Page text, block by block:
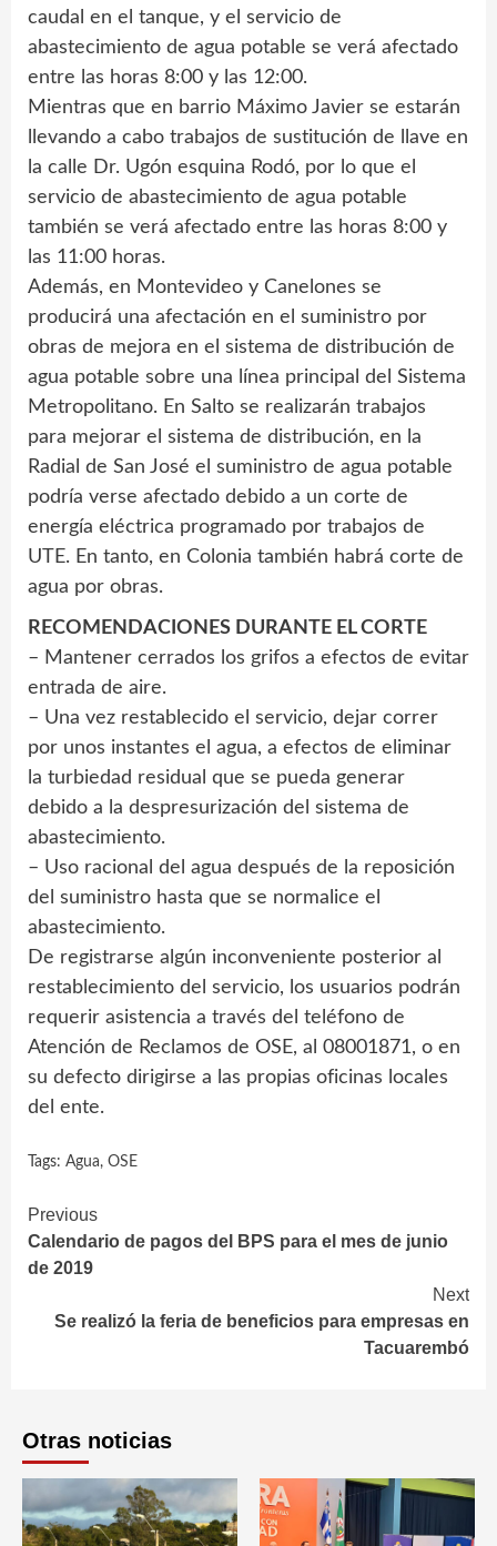
caudal en el tanque, y el servicio de
abastecimiento de agua potable se verá afectado
entre las horas 8:00 y las 12:00.
Mientras que en barrio Máximo Javier se estarán
llevando a cabo trabajos de sustitución de llave en
la calle Dr. Ugón esquina Rodó, por lo que el
servicio de abastecimiento de agua potable
también se verá afectado entre las horas 8:00 y
las 11:00 horas.
Además, en Montevideo y Canelones se
producirá una afectación en el suministro por
obras de mejora en el sistema de distribución de
agua potable sobre una línea principal del Sistema
Metropolitano. En Salto se realizarán trabajos
para mejorar el sistema de distribución, en la
Radial de San José el suministro de agua potable
podría verse afectado debido a un corte de
energía eléctrica programado por trabajos de
UTE. En tanto, en Colonia también habrá corte de
agua por obras.
RECOMENDACIONES DURANTE EL CORTE
– Mantener cerrados los grifos a efectos de evitar
entrada de aire.
– Una vez restablecido el servicio, dejar correr
por unos instantes el agua, a efectos de eliminar
la turbiedad residual que se pueda generar
debido a la despresurización del sistema de
abastecimiento.
– Uso racional del agua después de la reposición
del suministro hasta que se normalice el
abastecimiento.
De registrarse algún inconveniente posterior al
restablecimiento del servicio, los usuarios podrán
requerir asistencia a través del teléfono de
Atención de Reclamos de OSE, al 08001871, o en
su defecto dirigirse a las propias oficinas locales
del ente.
Tags: Agua, OSE
Continue
Reading
Previous
Calendario de pagos del BPS para el mes de junio
de 2019
Next
Se realizó la feria de beneficios para empresas en
Tacuarembó
Otras noticias